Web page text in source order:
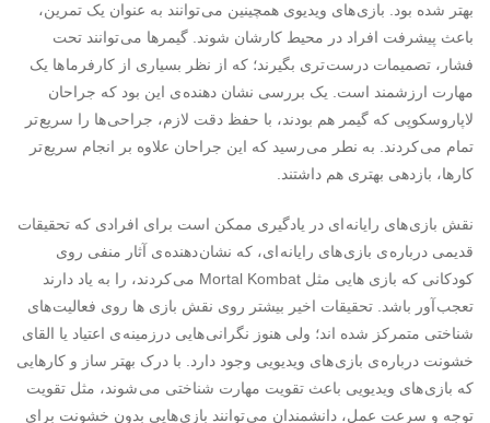
بهتر شده بود. بازی های ویدیوی همچینین می توانند به عنوان یک تمرین،
باعث پیشرفت افراد در محیط کارشان شوند. گیمرها می توانند تحت
فشار، تصمیمات درست تری بگیرند؛ که از نظر بسیاری از کارفرما ها یک
مهارت ارزشمند است. یک بررسی نشان دهنده ی این بود که جراحان
لاپاروسکوپی که گیمر هم بودند، با حفظ دقت لازم، جراحی ها را سریع تر
تمام می کردند. به نطر می رسید که این جراحان علاوه بر انجام سریع تر
کارها، بازدهی بهتری هم داشتند.
نقش بازی های رایانه ای در یادگیری ممکن است برای افرادی که تحقیقات
قدیمی درباره ی بازی های رایانه ای، که نشان دهنده ی آثار منفی روی
کودکانی که بازی هایی مثل Mortal Kombat می کردند، را به یاد دارند
تعجب آور باشد. تحقیقات اخیر بیشتر روی نقش بازی ها روی فعالیت های
شناختی متمرکز شده اند؛ ولی هنوز نگرانی هایی درزمینه ی اعتیاد یا القای
خشونت درباره ی بازی های ویدیویی وجود دارد. با درک بهتر ساز و کارهایی
که بازی های ویدیویی باعث تقویت مهارت شناختی می شوند، مثل تقویت
توجه و سرعت عمل، دانشمندان می توانند بازی هایی بدون خشونت برای